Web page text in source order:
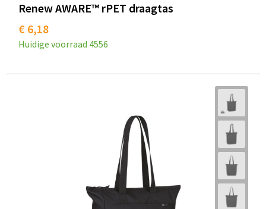
Renew AWARE™ rPET draagtas
€ 6,18
Huidige voorraad 4556